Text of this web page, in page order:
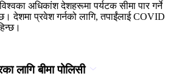
अधिकांश देशहरूमा पर्यटक सीमा पार गर्ने
देशमा प्रवेश गर्नको लागि, तपाईंलाई COVID
बीमा पोलिसी